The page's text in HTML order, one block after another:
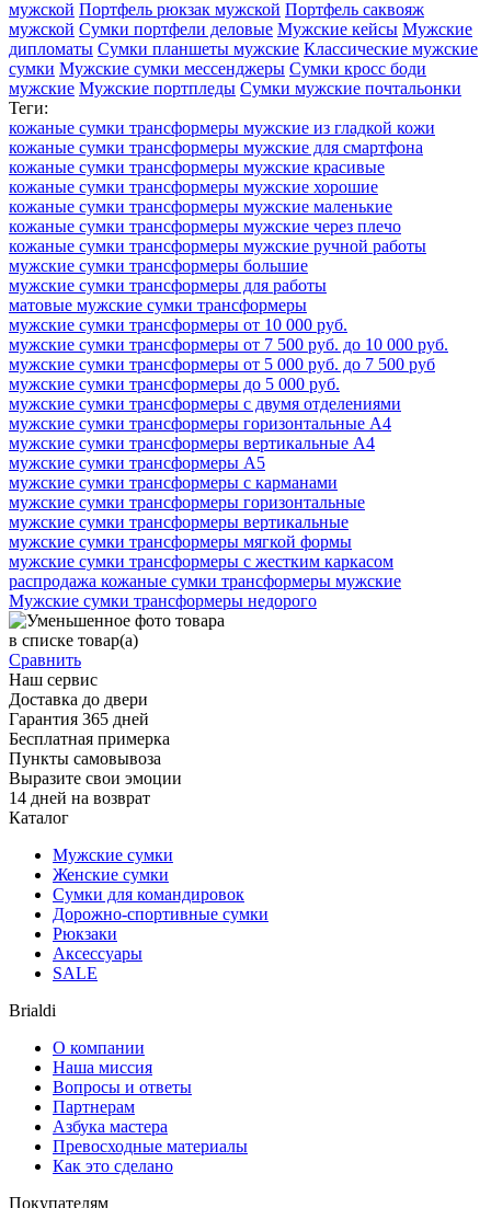
мужской Портфель рюкзак мужской Портфель саквояж
мужской Сумки портфели деловые Мужские кейсы Мужские
дипломаты Сумки планшеты мужские Классические мужские
сумки Мужские сумки мессенджеры Сумки кросс боди
мужские Мужские портпледы Сумки мужские почтальонки
Теги:
кожаные сумки трансформеры мужские из гладкой кожи
кожаные сумки трансформеры мужские для смартфона
кожаные сумки трансформеры мужские красивые
кожаные сумки трансформеры мужские хорошие
кожаные сумки трансформеры мужские маленькие
кожаные сумки трансформеры мужские через плечо
кожаные сумки трансформеры мужские ручной работы
мужские сумки трансформеры большие
мужские сумки трансформеры для работы
матовые мужские сумки трансформеры
мужские сумки трансформеры от 10 000 руб.
мужские сумки трансформеры от 7 500 руб. до 10 000 руб.
мужские сумки трансформеры от 5 000 руб. до 7 500 руб
мужские сумки трансформеры до 5 000 руб.
мужские сумки трансформеры с двумя отделениями
мужские сумки трансформеры горизонтальные А4
мужские сумки трансформеры вертикальные А4
мужские сумки трансформеры А5
мужские сумки трансформеры с карманами
мужские сумки трансформеры горизонтальные
мужские сумки трансформеры вертикальные
мужские сумки трансформеры мягкой формы
мужские сумки трансформеры с жестким каркасом
распродажа кожаные сумки трансформеры мужские
Мужские сумки трансформеры недорого
в списке товар(а)
Сравнить
Наш сервис
Доставка до двери
Гарантия 365 дней
Бесплатная примерка
Пункты самовывоза
Выразите свои эмоции
14 дней на возврат
Каталог
Мужские сумки
Женские сумки
Сумки для командировок
Дорожно-спортивные сумки
Рюкзаки
Аксессуары
SALE
Brialdi
О компании
Наша миссия
Вопросы и ответы
Партнерам
Азбука мастера
Превосходные материалы
Как это сделано
Покупателям